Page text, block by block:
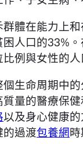
體在能力上
困人口的33%
例與女性的
個生命周期中
量的醫療保
以及身心健康
過渡包養網